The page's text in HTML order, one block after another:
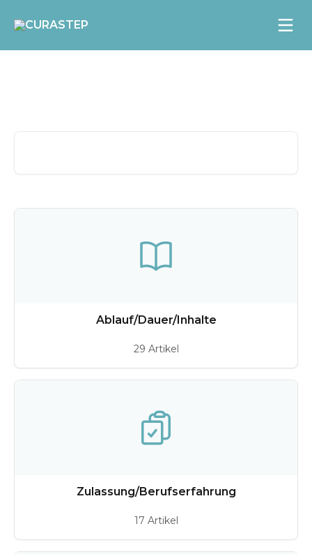
Ablauf/Dauer/Inhalte
29 Artikel
Zulassung/Berufserfahrung
17 Artikel